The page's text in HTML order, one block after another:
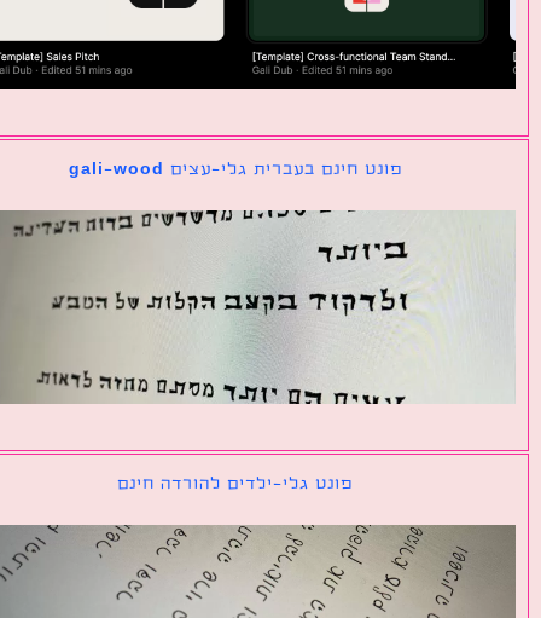
פונט חינם בעברית גלי-עצים gali-wood
פונט גלי-ילדים להורדה חינם